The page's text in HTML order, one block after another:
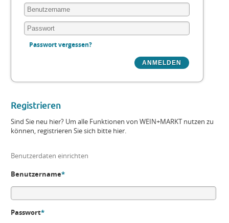
Passwort vergessen?
Registrieren
Sind Sie neu hier? Um alle Funktionen von WEIN+MARKT nutzen zu
können, registrieren Sie sich bitte hier.
Benutzerdaten einrichten
Benutzername*
Passwort*